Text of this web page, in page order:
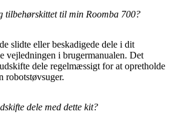
tilbehørskittet til min Roomba 700?
slidte eller beskadigede dele i dit
vejledningen i brugermanualen. Det
dele regelmæssigt for at opretholde
robotstøvsuger.
dele med dette kit?